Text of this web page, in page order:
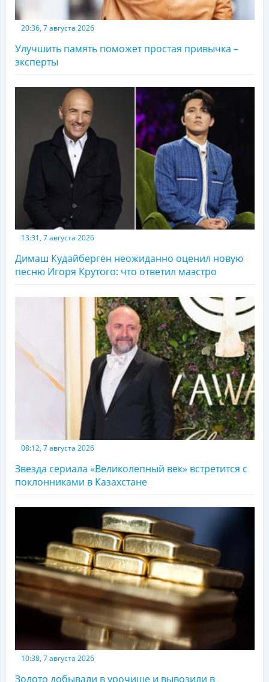
20:36, 7 августа 2026
Улучшить память поможет простая привычка –
эксперты
13:31, 7 августа 2026
Димаш Кудайберген неожиданно оценил новую
песню Игоря Крутого: что ответил маэстро
08:12, 7 августа 2026
Звезда сериала «Великолепный век» встретится с
поклонниками в Казахстане
10:38, 7 августа 2026
Золото добывали в урочище и вывозили в